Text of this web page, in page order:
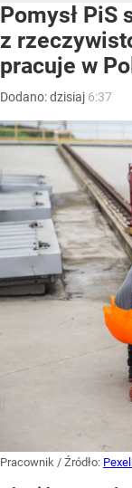
Pomysł PiS
z
pracuje w
Dodano:dzisiaj 6:37
Pracownik / Źródło: